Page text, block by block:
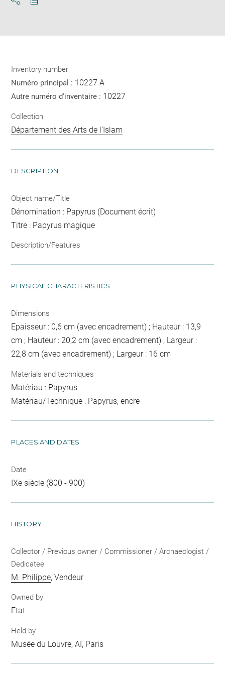
Inventory number
Numéro principal : 10227 A
Autre numéro d'inventaire : 10227
Collection
Département des Arts de l'Islam
DESCRIPTION
Object name/Title
Dénomination : Papyrus (Document écrit)
Titre : Papyrus magique
Description/Features
PHYSICAL CHARACTERISTICS
Dimensions
Epaisseur : 0,6 cm (avec encadrement) ; Hauteur : 13,9
cm ; Hauteur : 20,2 cm (avec encadrement) ; Largeur :
22,8 cm (avec encadrement) ; Largeur : 16 cm
Materials and techniques
Matériau : Papyrus
Matériau/Technique : Papyrus, encre
PLACES AND DATES
Date
IXe siècle (800 - 900)
HISTORY
Collector / Previous owner / Commissioner / Archaeologist /
Dedicatee
M. Philippe, Vendeur
Owned by
Etat
Held by
Musée du Louvre, AI, Paris